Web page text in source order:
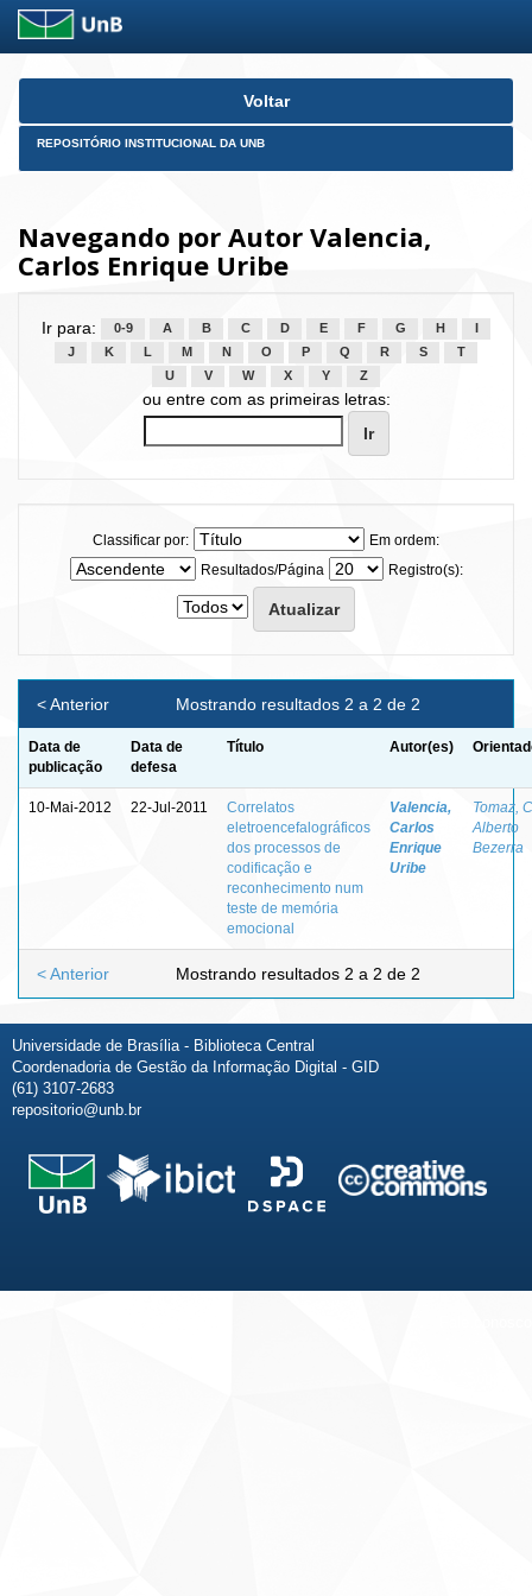
Skip
Voltar
REPOSITÓRIO INSTITUCIONAL DA UNB
Navegando por Autor Valencia,
Carlos Enrique Uribe
Ir para: 0-9 A B C D E F G H
J
K L M N O P Q R S
T
U
V W X Y Z
ou entre com as primeiras letras:
Classificar por:
Em ordem:
Resultados/Página
Registro(s):
Mostrando resultados 2 a 2 de 2
< Anterior
Data de
publicação
Data de
defesa
Título Autor(es)
10-Mai-2012 22-Jul-2011
Correlatos
eletroencefalográficos
dos processos de
codificação e
reconhecimento num
teste de memória
emocional
Valencia,
Carlos
Enrique
Uribe
Tomaz,
Alberto
Bezerra
Mostrando resultados 2 a 2 de 2
< Anterior
Universidade de Brasília - Biblioteca Central
Coordenadoria de Gestão da Informação Digital - GID
(61) 3107-2683
repositorio@unb.br